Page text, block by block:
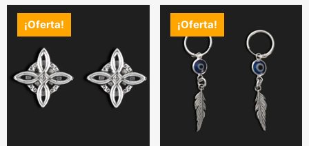
¡Oferta! ¡Oferta!